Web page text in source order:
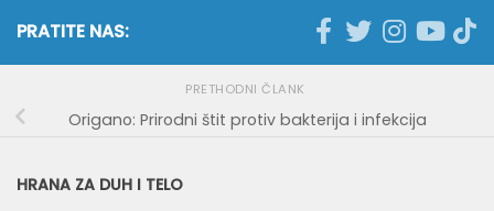
PRATITE NAS:
PRETHODNI ČLANK
Origano: Prirodni štit protiv bakterija i infekcija
HRANA ZA DUH I TELO